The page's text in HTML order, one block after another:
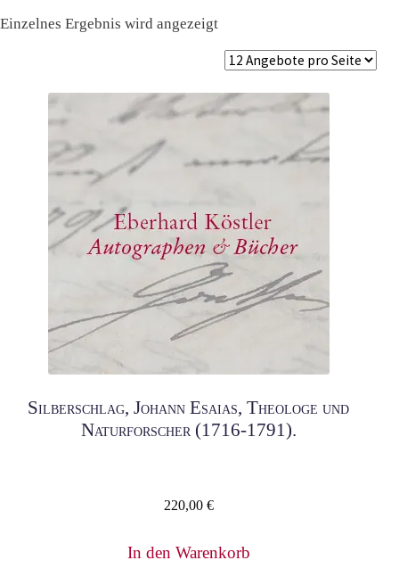
Einzelnes Ergebnis wird angezeigt
Silberschlag, Johann Esaias, Theologe und
Naturforscher (1716-1791).
220,00 €
In den Warenkorb